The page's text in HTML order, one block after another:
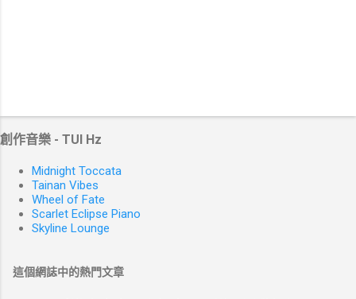
創作音樂 - TUI Hz
Midnight Toccata
Tainan Vibes
Wheel of Fate
Scarlet Eclipse Piano
Skyline Lounge
這個網誌中的熱門文章